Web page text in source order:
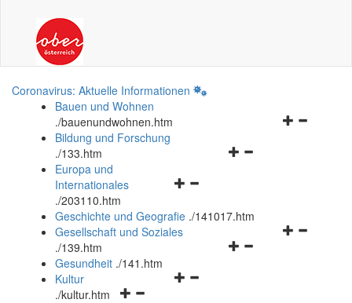
Coronavirus: Aktuelle Informationen
Bauen und Wohnen
./bauenundwohnen.htm
Navigationsmenü
Bildung und Forschung
./133.htm
Navigationsmenü
und
schließen
Europa und
Internationales
./203110.htm
Geschichte und Geografie ./141017.htm
Navigationsmenü
Gesellschaft und Soziales
./139.htm
Navigationsmenü
Gesundheit ./141.htm
Navigationsmenü
Kultur
./kultur.htm